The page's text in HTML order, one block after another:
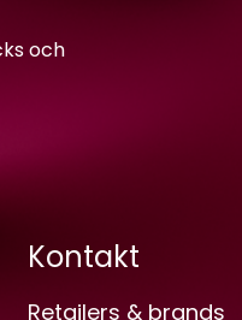
och
Kontakt
Retailers & brands